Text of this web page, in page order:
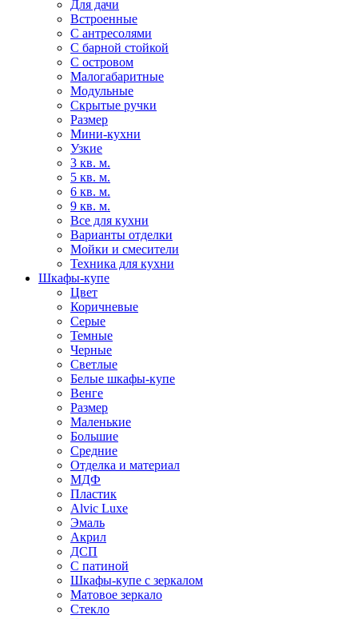
Для дачи
Встроенные
С антресолями
С барной стойкой
С островом
Малогабаритные
Модульные
Скрытые ручки
Размер
Мини-кухни
Узкие
3 кв. м.
5 кв. м.
6 кв. м.
9 кв. м.
Все для кухни
Варианты отделки
Мойки и смесители
Техника для кухни
Шкафы-купе
Цвет
Коричневые
Серые
Темные
Черные
Светлые
Белые шкафы-купе
Венге
Размер
Маленькие
Большие
Средние
Отделка и материал
МДФ
Пластик
Alvic Luxe
Эмаль
Акрил
ДСП
С патиной
Шкафы-купе с зеркалом
Матовое зеркало
Стекло